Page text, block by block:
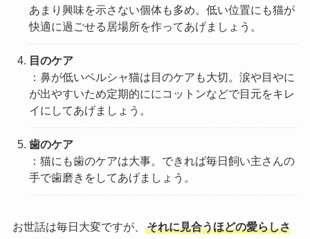
あまり興味を示さない個体も多め。低い位置にも猫が
快適に過ごせる居場所を作ってあげましょう。
目のケア
：鼻が低いペルシャ猫は目のケアも大切。涙や目やに
が出やすいため定期的ににコットンなどで目元をキレ
イにしてあげましょう。
歯のケア
：猫にも歯のケアは大事。できれば毎日飼い主さんの
手で歯磨きをしてあげましょう。
お世話は毎日大変ですが、
それに見合うほどの愛らしさ